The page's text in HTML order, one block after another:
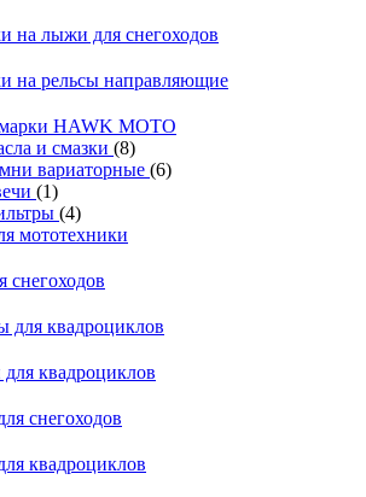
на лыжи для снегоходов
на рельсы направляющие
HAWK MOTO
и смазки (8)
вариаторные (6)
(1)
(4)
мототехники
снегоходов
для квадроциклов
квадроциклов
снегоходов
квадроциклов